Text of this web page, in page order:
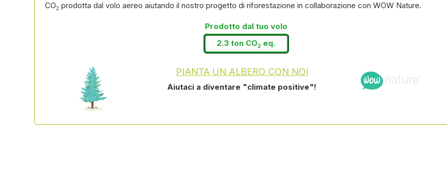
CO2 prodotta dal volo aereo aiutando il nostro progetto di riforestazione in collaborazione con WOW Nature.
Prodotto dal tuo volo
2.3 ton CO2 eq.
PIANTA UN ALBERO CON NOI
Aiutaci a diventare "climate positive"!